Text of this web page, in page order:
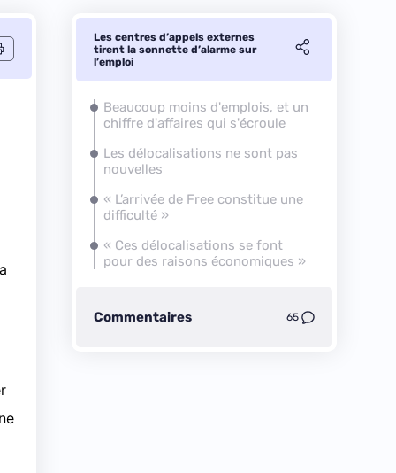
Les centres d’appels externes
tirent la sonnette d’alarme sur
l’emploi
Beaucoup moins d'emplois, et un
chiffre d'affaires qui s'écroule
Les délocalisations ne sont pas
nouvelles
« L’arrivée de Free constitue une
difficulté »
« Ces délocalisations se font
pour des raisons économiques »
Commentaires 65